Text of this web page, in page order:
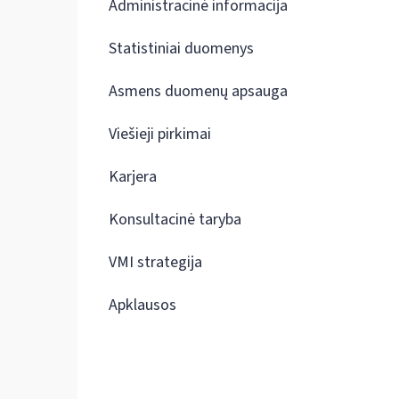
Administracinė informacija
Statistiniai duomenys
Asmens duomenų apsauga
Viešieji pirkimai
Karjera
Konsultacinė taryba
VMI strategija
Apklausos